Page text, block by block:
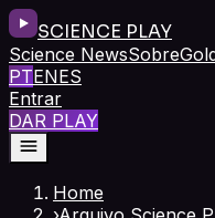
SCIENCE PLAY
Science NewsSobre
PTENES
Entrar
DAR PLAY
Home